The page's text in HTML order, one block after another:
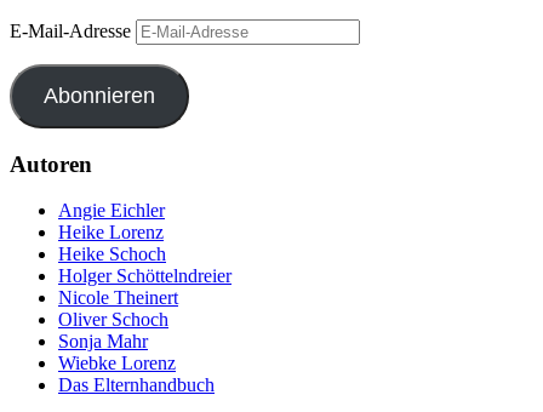
E-Mail-Adresse
Abonnieren
Autoren
Angie Eichler
Heike Lorenz
Heike Schoch
Holger Schöttelndreier
Nicole Theinert
Oliver Schoch
Sonja Mahr
Wiebke Lorenz
Das Elternhandbuch